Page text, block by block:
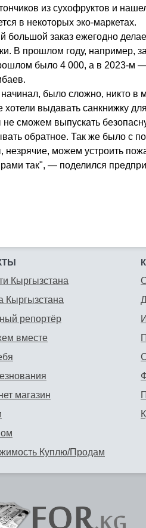
из сухофруктов и
в некоторых эко-маркетах.
большой заказ ежегодно
В прошлом году, например,
было 4 000, а в 2023-м
начинал, было сложно, никто в
хотели выдавать санкнижку
не сможем выпускать
обратное. Так же было с
незрячие, можем устроить
так", — поделился
Кыргызстана
Кыргызстана
репортёр
вместе
магазин
Куплю/Продам